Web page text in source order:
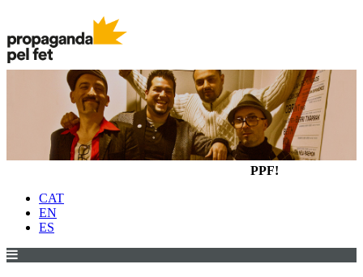
PPF!
CAT
EN
ES